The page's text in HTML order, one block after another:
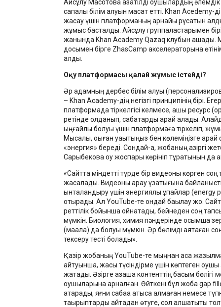
Айсұлу Мақсотова қазақтілді оқушылардың
сапалы білім алуын мақсат етті. Khan Acedemy-
жасау үшін платформаның арнайы рұқсатын
жұмыс басталды. Айсұлу группаластарымен
жанында Khan Academy Qazaq клубын ашады.
досымен бірге ZhasCamp акселераторына
алды.
Оқу платформасы қалай жұмыс істейді?
Әр адамның дербес білім алуы
– Khan Academy-дің негізгі принципінің бірі.
платформада тіркелгісі келмесе, ашық ресурс
ретінде қолданып, сабақтарды қарай алады.
ыңғайлы болуы үшін платформаға тіркеліп,
Мысалы, оқыған уақытыңыз бен көлеміңізге қарай
«энергия» береді. Сондай-ақ, жобаның қазіргі
Сарыбекова оқу жоспары көрініп тұратынын да
«Сайтта міндетті түрде бір видеоны көрген
жасалады. Видеоны қарау ұзақтығына
ынталандыру үшін энергиялық ұпайлар (energy
отырады. Ал YouTube-те ондай бақылау жоқ.
реттілік бойынша ойнатады, бейнеден соң
мүмкін. Биология, химия пәндерінде қосымша
(мақала) да болуы мүмкін. Әр бөлімді аяқтаған
тексеру тесті болады».
Қазір жобаның YouTube-те мыңнан аса
айтуынша, жақсы түсіндірме үшін көптеген оқушы
жатады. Әзірге қазақша контенттің басым бөлігі
оқушыларына арналған. Өйткені бұл жоба gap
атқарады, яғни сабаққа қатыса алмаған немесе
тақырыптарды қайтадан өтуге, сол алшақтықты